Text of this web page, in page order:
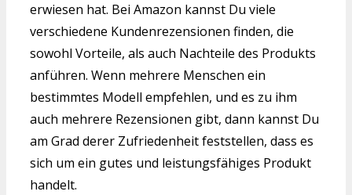
erwiesen hat. Bei Amazon kannst Du viele
verschiedene Kundenrezensionen finden, die
sowohl Vorteile, als auch Nachteile des Produkts
anführen. Wenn mehrere Menschen ein
bestimmtes Modell empfehlen, und es zu ihm
auch mehrere Rezensionen gibt, dann kannst Du
am Grad derer Zufriedenheit feststellen, dass es
sich um ein gutes und leistungsfähiges Produkt
handelt.